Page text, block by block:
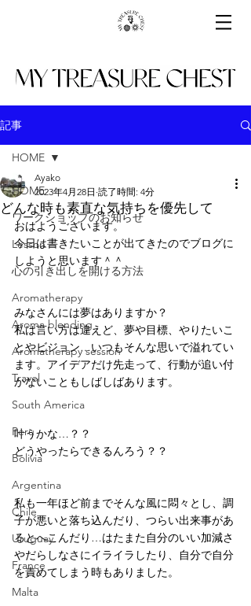
記事
HOME
ワークショップのお知らせ
Lesson
心の引き出しを開ける方法
Aromatherapy
Aroma blending
Aromatherapy session
Travel
South America
Peru
Bolivia
Argentina
Chile
Uruguay
France
Malta
HOME
どんな時も素直な気持ちを優先して
Ayako
2023年4月28日 読了時間: 4分
おはようございます。
今日は書きたいことが出てきたのでブログに
しようと思います＾＾
みなさんには夢はありますか？
私は言い方は違えど、夢や目標、やりたいこ
とやビジョン…いつもそんな思いで溢れてい
ます。アイデアだけ先走って、行動が追い付
かないこともしばしばあります。
叶うかな…？？
どうやったらできるんろう？？
私も一年ほど前までそんな風に悶々とし、調
子が悪いと落ち込んだり、つらい出来事があ
るとへこんだり…はたまた自分のいい加減さ
やだらしなさにイライラしたり、自分で自分
を責めてしまう時もありました。